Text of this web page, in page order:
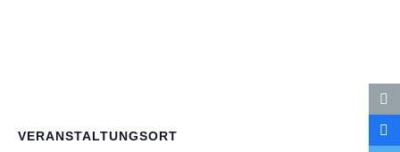
VERANSTALTUNGSORT